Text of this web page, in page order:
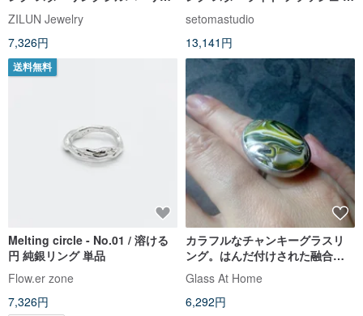
グ•水に触れることができます•抗
アレルギー
ZILUN Jewelry
7,326円
ース フォロー形 水晶 柱 水晶 ク
ラスター 原石 標本 ハンドメイド
リング S925シルバー
setomastudio
13,141円
送料無料
Melting circle - No.01 / 溶ける
円 純銀リング 単品
Flow.er zone
7,326円
カラフルなチャンキーグラスリ
ング。はんだ付けされた融合し
た緑黄色のリング。オーシャン
ウェーブリング。
Glass At Home
6,292円